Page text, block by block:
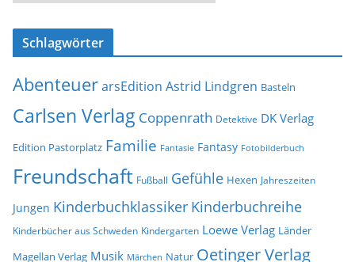
s
e
r
c
v
Schlagwörter
AbenteuerarsEdition Astrid Lindgren Basteln
Carlsen Verlag Coppenrath Detektive DK Verlag
Edition Pastorplatz Familie Fantasie Fantasy Fotobilderbuch
Freundschaft Fußball Gefühle Hexen Jahreszeiten
Jungen Kinderbuchklassiker Kinderbuchreihe
Kinderbücher aus Schweden Kindergarten Loewe Verlag Länder
Magellan Verlag Musik Märchen Natur Oetinger Verlag